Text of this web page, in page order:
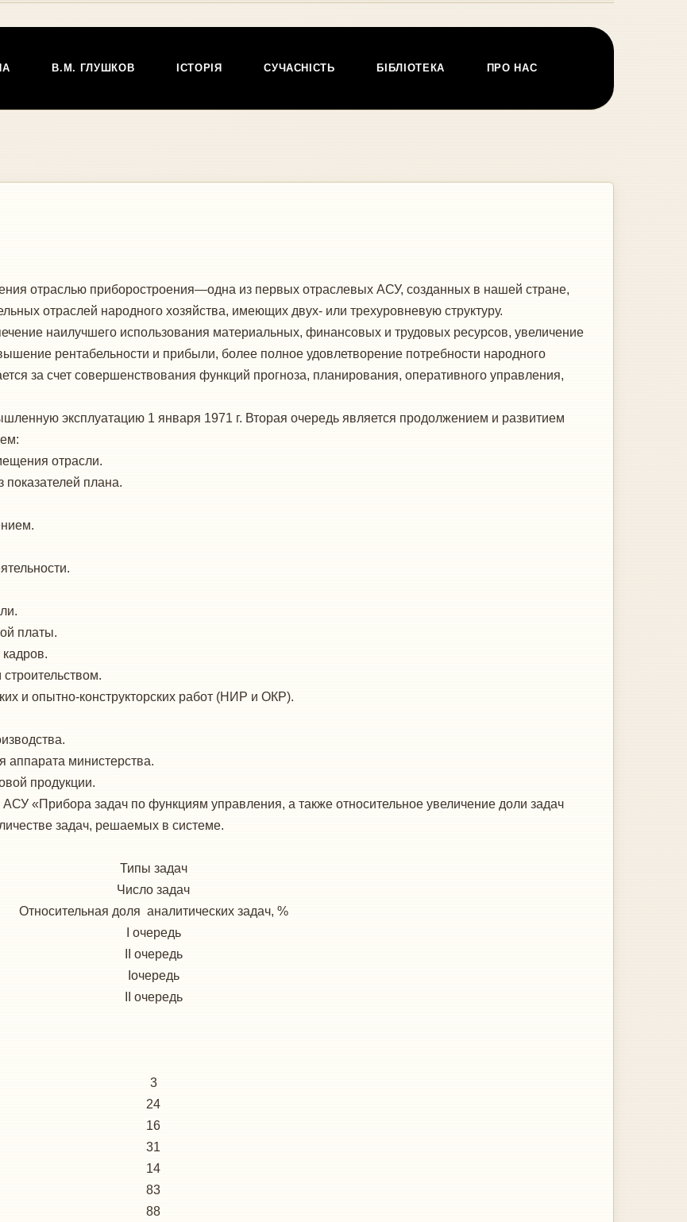
В.М. ГЛУШКОВ ІСТОРІЯ СУЧАСНІСТЬ БІБЛІОТЕКА ПРО НАС
отраслью приборостроения—одна из первых отраслевых АСУ, созданных в нашей стране,
отраслей народного хозяйства, имеющих двух- или трехуровневую структуру.
наилучшего использования материальных, финансовых и трудовых ресурсов, увеличение
рентабельности и прибыли, более полное удовлетворение потребности народного
за счет совершенствования функций прогноза, планирования, оперативного управления,
эксплуатацию 1 января 1971 г. Вторая очередь является продолжением и развитием
отрасли.
показателей плана.
платы.
и опытно-конструкторских работ (НИР и ОКР).
аппарата министерства.
продукции.
«Прибора задач по функциям управления, а также относительное увеличение доли задач
задач, решаемых в системе.
Типы задач
Число задач
Относительная доля аналитических задач, %
I очередь
II очередь
Iочередь
II очередь
3
24
16
31
14
83
88